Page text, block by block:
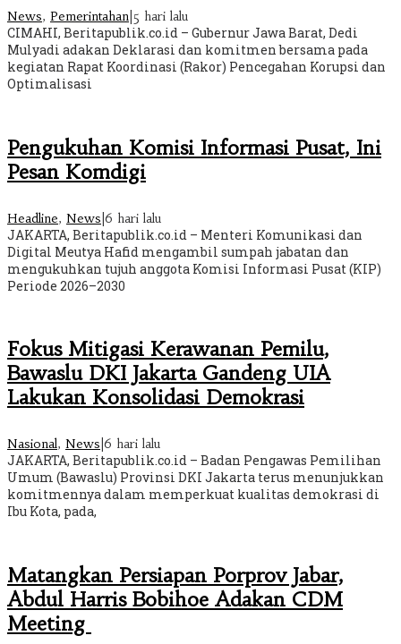
News, Pemerintahan 5 hari lalu
CIMAHI, Beritapublik.co.id – Gubernur Jawa Barat, Dedi
Mulyadi adakan Deklarasi dan komitmen bersama pada
kegiatan Rapat Koordinasi (Rakor) Pencegahan Korupsi dan
Optimalisasi
Pengukuhan Komisi Informasi Pusat, Ini
Pesan Komdigi
Headline, News 6 hari lalu
JAKARTA, Beritapublik.co.id – Menteri Komunikasi dan
Digital Meutya Hafid mengambil sumpah jabatan dan
mengukuhkan tujuh anggota Komisi Informasi Pusat (KIP)
Periode 2026–2030
Fokus Mitigasi Kerawanan Pemilu,
Bawaslu DKI Jakarta Gandeng UIA
Lakukan Konsolidasi Demokrasi
Nasional, News 6 hari lalu
JAKARTA, Beritapublik.co.id – Badan Pengawas Pemilihan
Umum (Bawaslu) Provinsi DKI Jakarta terus menunjukkan
komitmennya dalam memperkuat kualitas demokrasi di
Ibu Kota, pada,
Matangkan Persiapan Porprov Jabar,
Abdul Harris Bobihoe Adakan CDM
Meeting